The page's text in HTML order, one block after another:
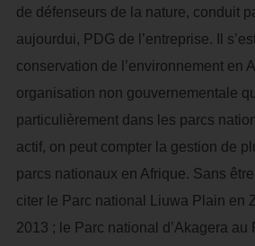
de défenseurs de la nature, conduit
aujourdui, PDG de l’entreprise. Il
conservation de l’environnement en
organisation non gouvernementale
particulièrement dans les parcs
actif, on peut compter la gestion de
parcs nationaux en Afrique. Sans
citer le Parc national Liuwa Plain en
2013 ; le Parc national d’Akagera au